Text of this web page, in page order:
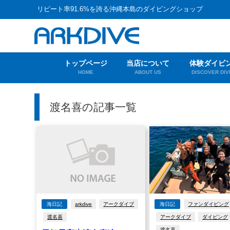
リピート率91.6%を誇る沖縄本島のダイビングショップ
トップページ
HOME
当店について
ABOUT US
体験ダイビ
DISCOVER
渡名喜の記事一覧
海日記 arkdive アークダイブ
渡名喜
海日記 ファンダイビング
アークダイブ ダイビング